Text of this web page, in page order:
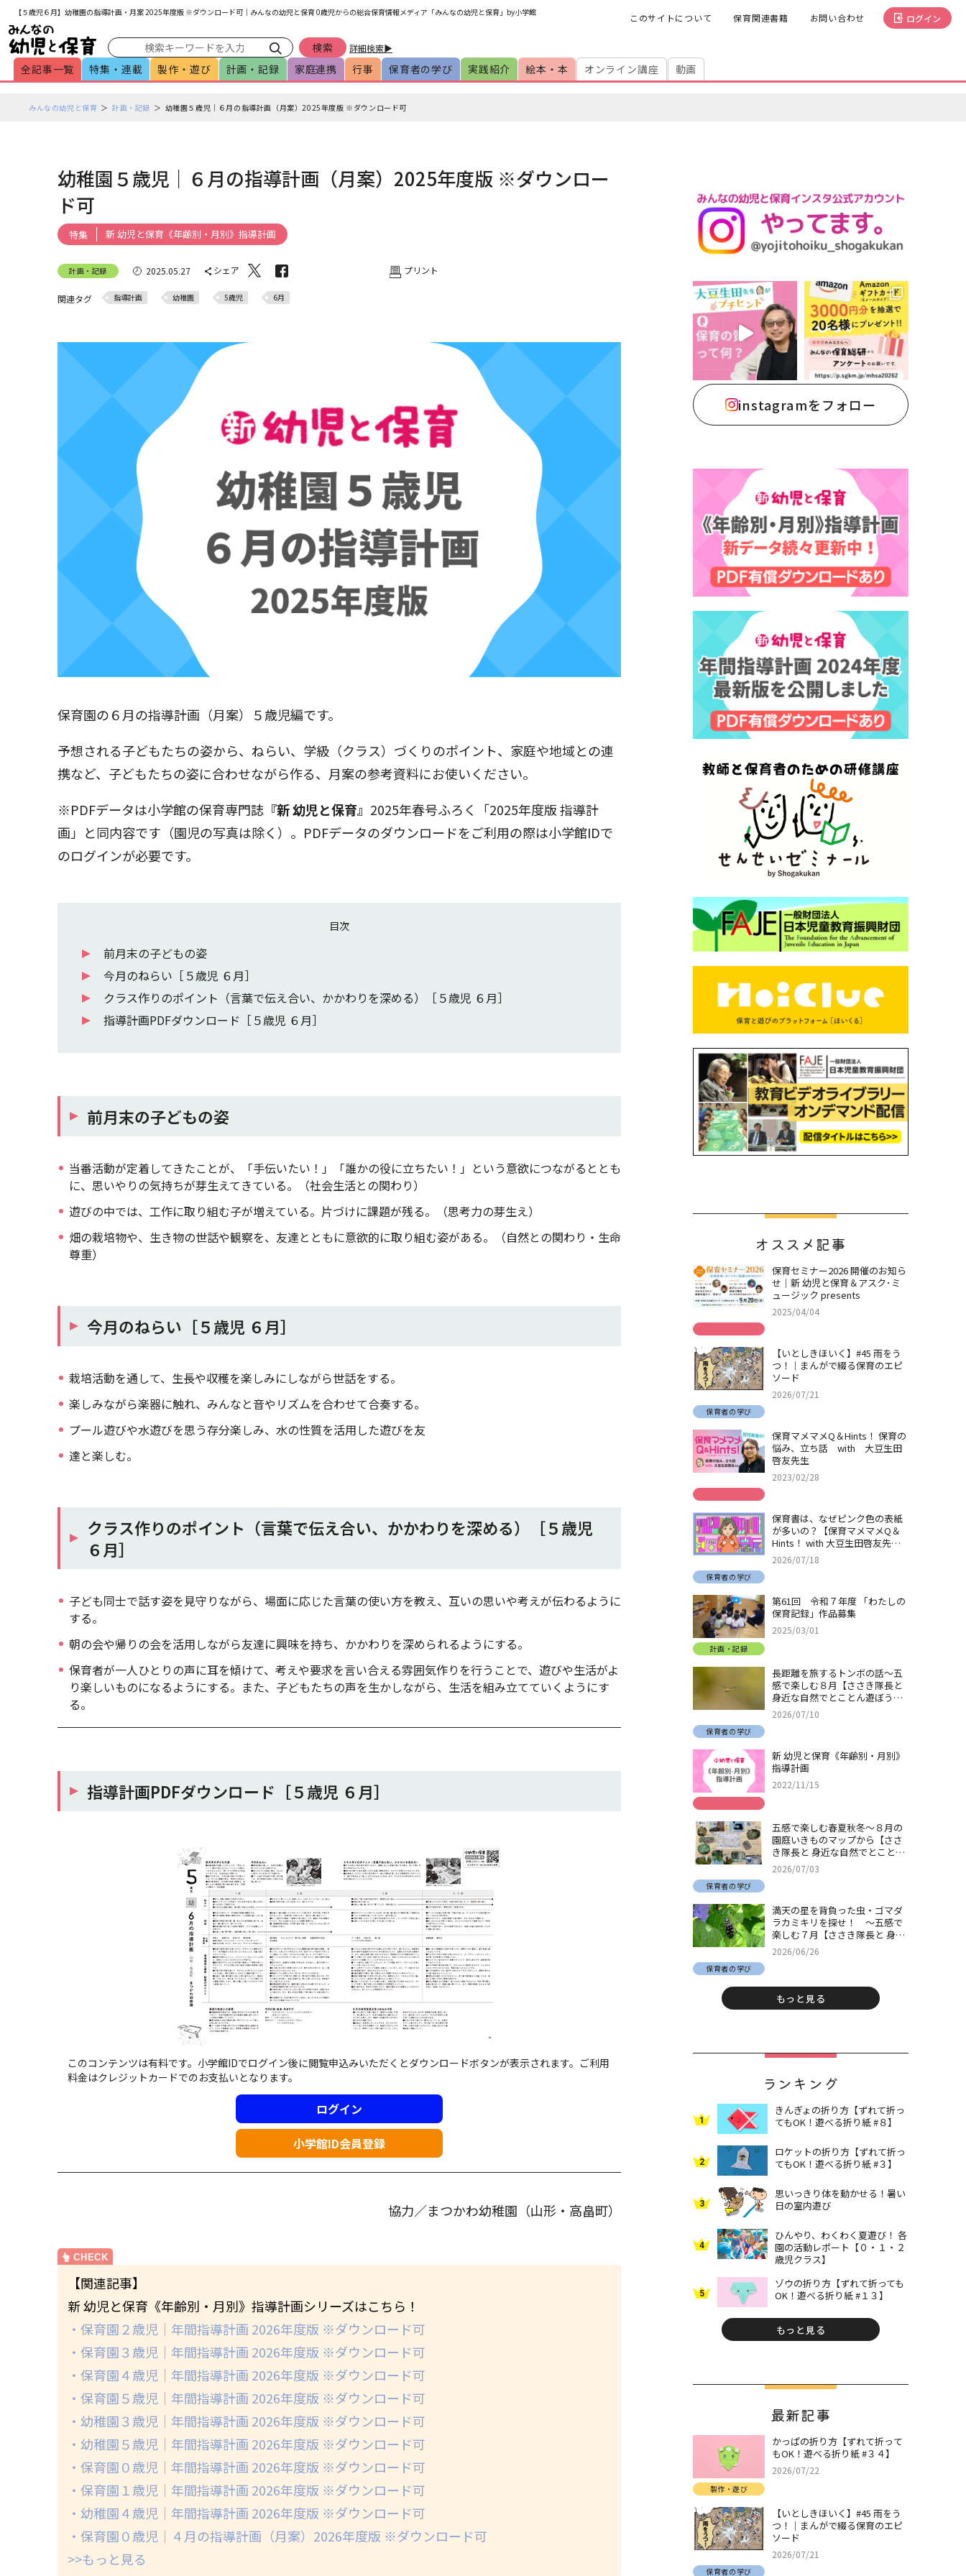
【５歳児６月】幼稚園の指導計画・月案 2025年度版 ※ダウンロード可｜みんなの幼児と保育 0歳児からの総合保育情報メディア「みんなの幼児と保育」by小学館 このサイトについて 保育関連書籍 お問い合わせ ログイン
詳細検索▶
全記事一覧 特集・連載 製作・遊び 計画・記録 家庭連携 行事 保育者の学び 実践紹介 絵本・本 オンライン講座 動画
みんなの幼児と保育 計画・記録 幼稚園５歳児｜６月の指導計画（月案）2025年度版 ※ダウンロード可
幼稚園５歳児｜６月の指導計画（月案）2025年度版 ※ダウンロー
ド可
特集 新 幼児と保育《年齢別・月別》指導計画
計画・記録 2025.05.27 シェア プリント
関連タグ 指導計画 幼稚園 5歳児 6月
保育園の６月の指導計画（月案）５歳児編です。
予想される子どもたちの姿から、ねらい、学級（クラス）づくりのポイント、家庭や地域との連
携など、子どもたちの姿に合わせながら作る、月案の参考資料にお使いください。
※PDFデータは小学館の保育専門誌 『新 幼児と保育』 2025年春号ふろく「2025年度版 指導計
画」と同内容です（園児の写真は除く）。PDFデータのダウンロードをご利用の際は小学館IDで
のログインが必要です。
目次
前月末の子どもの姿
今月のねらい［５歳児 ６月］
クラス作りのポイント（言葉で伝え合い、かかわりを深める）［５歳児 ６月］
指導計画PDFダウンロード［５歳児 ６月］
前月末の子どもの姿
当番活動が定着してきたことが、「手伝いたい！」「誰かの役に立ちたい！」という意欲につながるととも
に、思いやりの気持ちが芽生えてきている。（社会生活との関わり）
遊びの中では、工作に取り組む子が増えている。片づけに課題が残る。（思考力の芽生え）
畑の栽培物や、生き物の世話や観察を、友達とともに意欲的に取り組む姿がある。（自然との関わり・生命
尊重）
今月のねらい［５歳児 ６月］
栽培活動を通して、生長や収穫を楽しみにしながら世話をする。
楽しみながら楽器に触れ、みんなと音やリズムを合わせて合奏する。
プール遊びや水遊びを思う存分楽しみ、水の性質を活用した遊びを友
達と楽しむ。
クラス作りのポイント（言葉で伝え合い、かかわりを深める）［５歳児
６月］
子ども同士で話す姿を見守りながら、場面に応じた言葉の使い方を教え、互いの思いや考えが伝わるように
する。
朝の会や帰りの会を活用しながら友達に興味を持ち、かかわりを深められるようにする。
保育者が一人ひとりの声に耳を傾けて、考えや要求を言い合える雰囲気作りを行うことで、遊びや生活がよ
り楽しいものになるようにする。また、子どもたちの声を生かしながら、生活を組み立てていくようにす
る。
指導計画PDFダウンロード［５歳児 ６月］
このコンテンツは有料です。小学館IDでログイン後に閲覧申込みいただくとダウンロードボタンが表示されます。ご利用
料金はクレジットカードでのお支払いとなります。
ログイン
小学館ID会員登録
協力／まつかわ幼稚園（山形・高畠町）
【関連記事】
新 幼児と保育《年齢別・月別》指導計画シリーズはこちら！
・保育園２歳児｜年間指導計画 2026年度版 ※ダウンロード可
・保育園３歳児｜年間指導計画 2026年度版 ※ダウンロード可
・保育園４歳児｜年間指導計画 2026年度版 ※ダウンロード可
・保育園５歳児｜年間指導計画 2026年度版 ※ダウンロード可
・幼稚園３歳児｜年間指導計画 2026年度版 ※ダウンロード可
・幼稚園５歳児｜年間指導計画 2026年度版 ※ダウンロード可
・保育園０歳児｜年間指導計画 2026年度版 ※ダウンロード可
・保育園１歳児｜年間指導計画 2026年度版 ※ダウンロード可
・幼稚園４歳児｜年間指導計画 2026年度版 ※ダウンロード可
・保育園０歳児｜４月の指導計画（月案）2026年度版 ※ダウンロード可
>>もっと見る
instagramをフォロー
オススメ記事
保育セミナー2026 開催のお知ら
せ｜新 幼児と保育＆アスク･ミ
ュージック presents
2025/04/04
【いとしきほいく】#45 雨をう
つ！｜まんがで綴る保育のエピ
ソード
2026/07/21
保育者の学び
保育マメマメQ＆Hints！ 保育の
悩み、立ち話 with 大豆生田
啓友先生
2023/02/28
保育書は、なぜピンク色の表紙
が多いの？【保育マメマメQ＆
Hints！ with 大豆生田啓友先
生】
2026/07/18
保育者の学び
第61回 令和７年度 「わたしの
保育記録」作品募集
2025/03/01
計画・記録
長距離を旅するトンボの話～五
感で楽しむ８月【ささき隊長と
身近な自然でとことん遊ぼう！
＃32】
2026/07/10
保育者の学び
新 幼児と保育《年齢別・月別》
指導計画
2022/11/15
五感で楽しむ春夏秋冬～８月の
園庭いきものマップから【ささ
き隊長と 身近な自然でとことん
遊ぼう！＃31】
2026/07/03
保育者の学び
満天の星を背負った虫・ゴマダ
ラカミキリを探せ！ ～五感で
楽しむ７月【ささき隊長と 身近
な自然でとことん遊ぼう！＃
30】
2026/06/26
保育者の学び
もっと見る
ランキング
1
きんぎょの折り方【ずれて折っ
てもOK！遊べる折り紙 #８】
2
ロケットの折り方【ずれて折っ
てもOK！遊べる折り紙 #３】
3
思いっきり体を動かせる！暑い
日の室内遊び
4
ひんやり、わくわく夏遊び！ 各
園の活動レポート【０・１・２
歳児クラス】
5
ゾウの折り方【ずれて折っても
OK！遊べる折り紙 #１３】
もっと見る
最新記事
かっぱの折り方【ずれて折って
もOK！遊べる折り紙 #３４】
2026/07/22
製作・遊び
【いとしきほいく】#45 雨をう
つ！｜まんがで綴る保育のエピ
ソード
2026/07/21
保育者の学び